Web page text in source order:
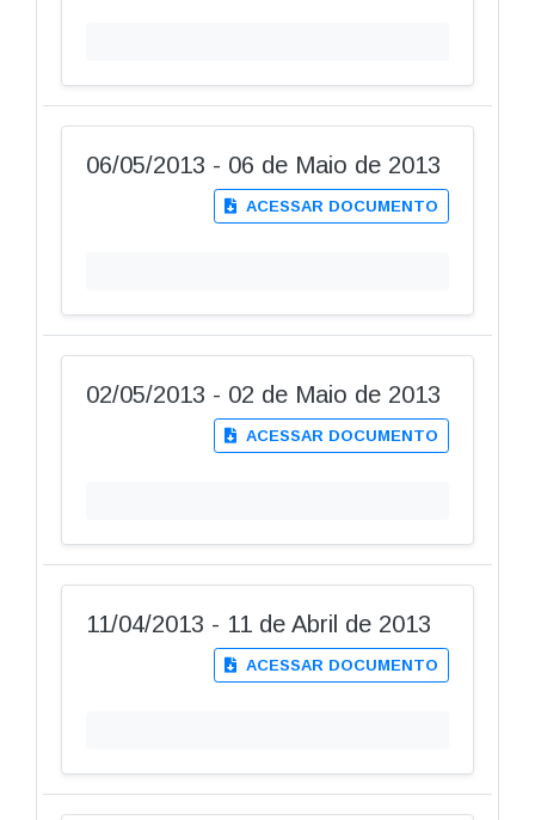
06/05/2013 - 06 de Maio de 2013
ACESSAR DOCUMENTO
02/05/2013 - 02 de Maio de 2013
ACESSAR DOCUMENTO
11/04/2013 - 11 de Abril de 2013
ACESSAR DOCUMENTO